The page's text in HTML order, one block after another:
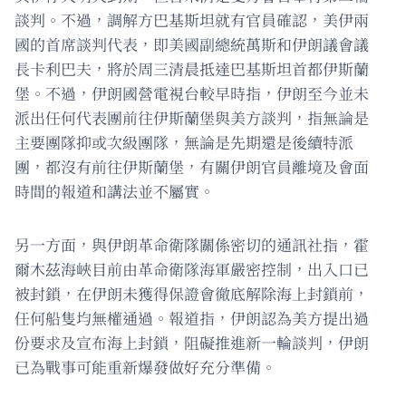
談判。不過，調解方巴基斯坦就有官員確認，美伊兩
國的首席談判代表，即美國副總統萬斯和伊朗議會議
長卡利巴夫，將於周三清晨抵達巴基斯坦首都伊斯蘭
堡。不過，伊朗國營電視台較早時指，伊朗至今並未
派出任何代表團前往伊斯蘭堡與美方談判，指無論是
主要團隊抑或次級團隊，無論是先期還是後續特派
團，都沒有前往伊斯蘭堡，有關伊朗官員離境及會面
時間的報道和講法並不屬實。
另一方面，與伊朗革命衛隊關係密切的通訊社指，霍
爾木茲海峽目前由革命衛隊海軍嚴密控制，出入口已
被封鎖，在伊朗未獲得保證會徹底解除海上封鎖前，
任何船隻均無權通過。報道指，伊朗認為美方提出過
份要求及宣布海上封鎖，阻礙推進新一輪談判，伊朗
已為戰事可能重新爆發做好充分準備。